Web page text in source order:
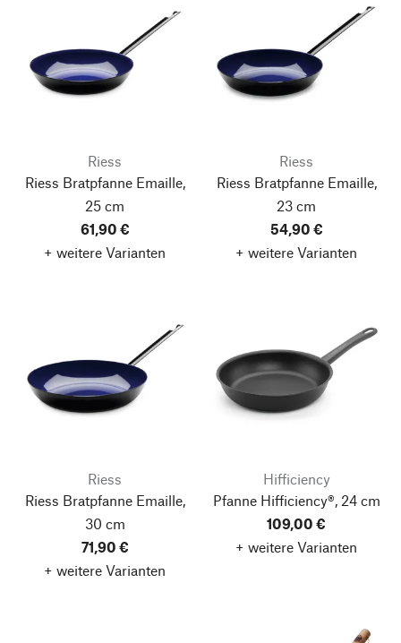
Riess
Riess Bratpfanne Emaille,
25 cm
61,90 €
+ weitere Varianten
Riess
Riess Bratpfanne Emaille,
23 cm
54,90 €
+ weitere Varianten
Riess
Riess Bratpfanne Emaille,
30 cm
71,90 €
+ weitere Varianten
Hifficiency
Pfanne Hifficiency®, 24 cm
109,00 €
+ weitere Varianten